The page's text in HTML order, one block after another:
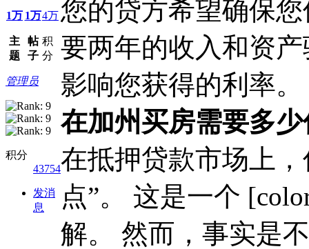
1万
主
题
1万
帖
子
4万
积
分
管理员
积分
43754
发消
息
您的贷方希望确保
要两年的收入和资
影响您获得的利率。
在加州买房需要多
在抵押贷款市场上
点”。 这是一个
解。 然而，事实是